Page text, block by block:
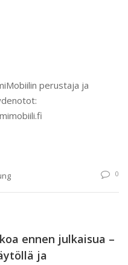
perustaja ja
0
ennen julkaisua –
ja